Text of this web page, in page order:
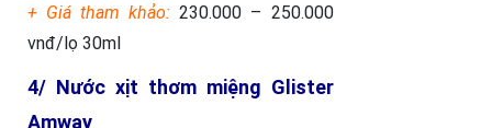
+ Giá tham khảo: 230.000 – 250.000
vnđ/lọ 30ml
4/ Nước xịt thơm miệng Glister
Amway